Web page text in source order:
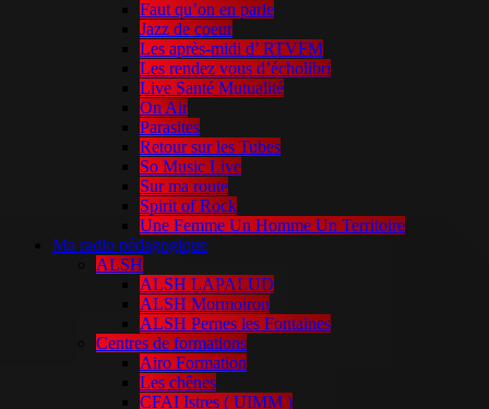
Faut qu’on en parle
Jazz de coeur
Les après-midi d’ RTVFM
Les rendez vous d’écholibri
Live Santé Mutualité
On Air
Parasites
Retour sur les Tubes
So Music Live
Sur ma route
Spirit of Rock
Une Femme Un Homme Un Territoire
Ma radio pédagogique
ALSH
ALSH LAPALUD
ALSH Mormoiron
ALSH Pernes les Fontaines
Centres de formations
Airo Formation
Les chênes
CFAI Istres ( UIMM )